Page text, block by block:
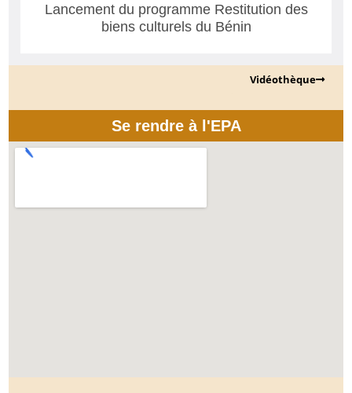
Lancement du programme Restitution des
biens culturels du Bénin
Vidéothèque
Se rendre à l'EPA